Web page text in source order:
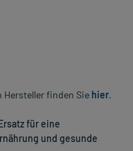
Hersteller finden Sie hier.
für eine
und gesunde